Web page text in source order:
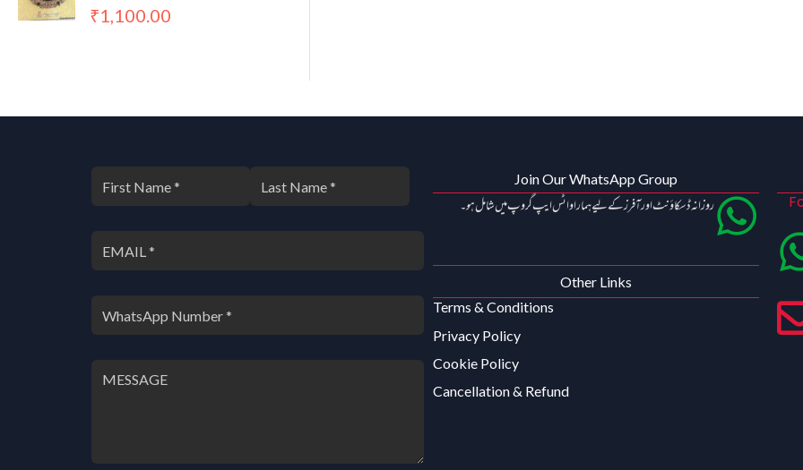
₹1,100.00
Join Our WhatsApp Group
روزانہ ڈسکاؤنٹ اور آفرز کے لیے ہمارا واٹس ایپ گروپ میں شامل ہو۔
Other Links
Terms & Conditions
Privacy Policy
Cookie Policy
Cancellation & Refund